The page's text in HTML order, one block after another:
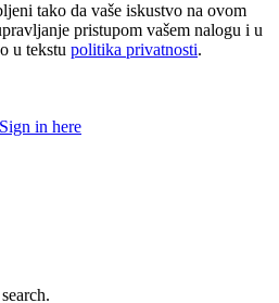
tako da vaše iskustvo na ovom
pristupom vašem nalogu i u
u tekstu politika privatnosti.
Sign in here